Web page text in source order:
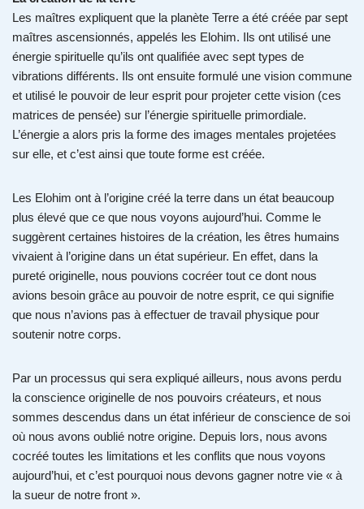
Les maîtres expliquent que la planète Terre a été créée par sept
maîtres ascensionnés, appelés les Elohim. Ils ont utilisé une
énergie spirituelle qu’ils ont qualifiée avec sept types de
vibrations différents. Ils ont ensuite formulé une vision commune
et utilisé le pouvoir de leur esprit pour projeter cette vision (ces
matrices de pensée) sur l’énergie spirituelle primordiale.
L’énergie a alors pris la forme des images mentales projetées
sur elle, et c’est ainsi que toute forme est créée.
Les Elohim ont à l’origine créé la terre dans un état beaucoup
plus élevé que ce que nous voyons aujourd’hui. Comme le
suggèrent certaines histoires de la création, les êtres humains
vivaient à l’origine dans un état supérieur. En effet, dans la
pureté originelle, nous pouvions cocréer tout ce dont nous
avions besoin grâce au pouvoir de notre esprit, ce qui signifie
que nous n’avions pas à effectuer de travail physique pour
soutenir notre corps.
Par un processus qui sera expliqué ailleurs, nous avons perdu
la conscience originelle de nos pouvoirs créateurs, et nous
sommes descendus dans un état inférieur de conscience de soi
où nous avons oublié notre origine. Depuis lors, nous avons
cocréé toutes les limitations et les conflits que nous voyons
aujourd’hui, et c’est pourquoi nous devons gagner notre vie « à
la sueur de notre front ».